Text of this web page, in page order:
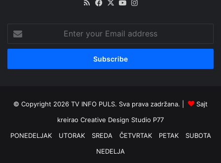
RSS Facebook
X YouTube
your
Email
© Copyright 2026 TV INFO PULS. Sva prava zadržana. |
Sajt
kreirao Creative Design Studio P77
PONEDELJAK
UTORAK SREDA ČETVRTAK PETAK
SUBOTA
NEDELJA